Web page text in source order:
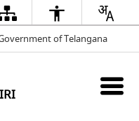
of Telangana